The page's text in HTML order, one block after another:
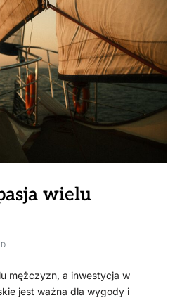
wielu
mężczyzn, a inwestycja w
jest ważna dla wygody i